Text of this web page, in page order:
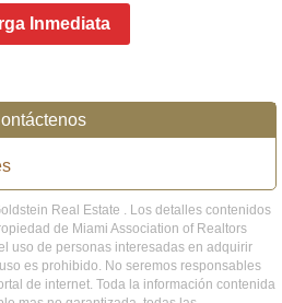
Inmediata
Real Estate . Los detalles contenidos
de Miami Association of Realtors
uso de personas interesadas en adquirir
es prohibido. No seremos responsables
de internet. Toda la información contenida